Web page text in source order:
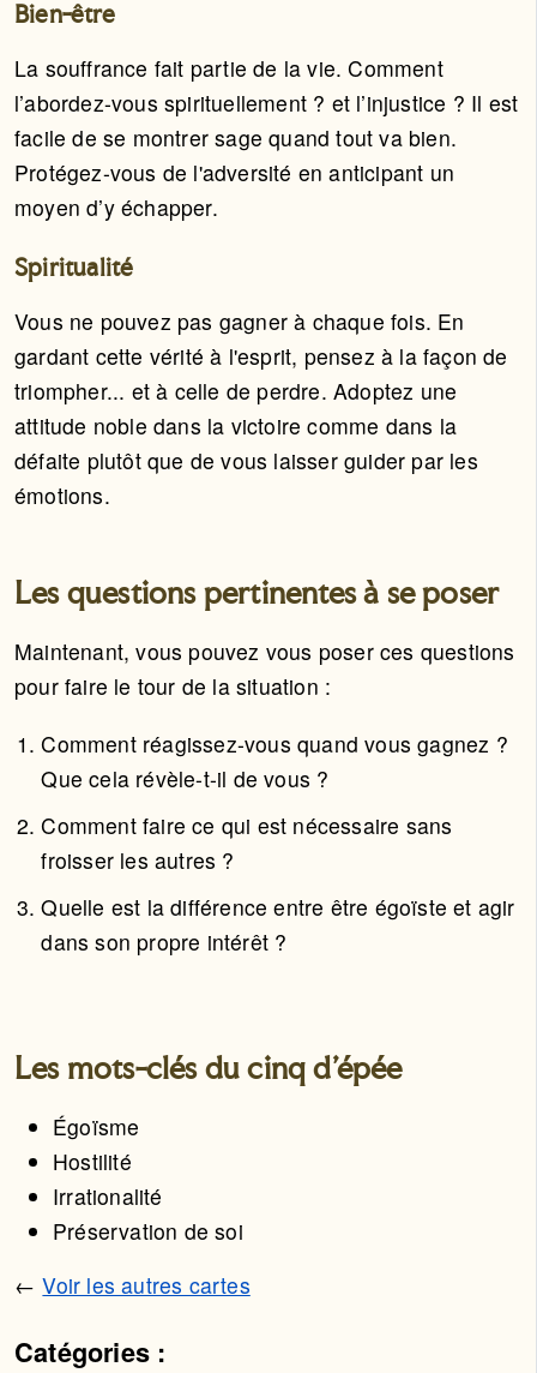
Bien-être
La souffrance fait partie de la vie. Comment
l’abordez-vous spirituellement ? et l’injustice ? Il est
facile de se montrer sage quand tout va bien.
Protégez-vous de l'adversité en anticipant un
moyen d’y échapper.
Spiritualité
Vous ne pouvez pas gagner à chaque fois. En
gardant cette vérité à l'esprit, pensez à la façon de
triompher... et à celle de perdre. Adoptez une
attitude noble dans la victoire comme dans la
défaite plutôt que de vous laisser guider par les
émotions.
Les questions pertinentes à se poser
Maintenant, vous pouvez vous poser ces questions
pour faire le tour de la situation :
Comment réagissez-vous quand vous gagnez ?
Que cela révèle-t-il de vous ?
Comment faire ce qui est nécessaire sans
froisser les autres ?
Quelle est la différence entre être égoïste et agir
dans son propre intérêt ?
Les mots-clés du cinq d'épée
Égoïsme
Hostilité
Irrationalité
Préservation de soi
←Voir les autres cartes
Catégories :